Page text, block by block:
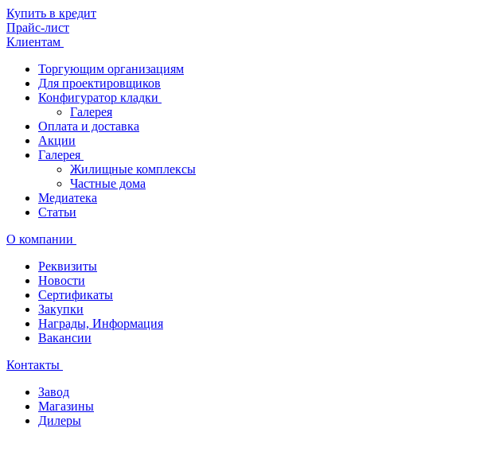
Купить в кредит
Прайс-лист
Клиентам
Торгующим организациям
Для проектировщиков
Конфигуратор кладки
Галерея
Оплата и доставка
Акции
Галерея
Жилищные комплексы
Частные дома
Медиатека
Статьи
О компании
Реквизиты
Новости
Сертификаты
Закупки
Награды, Информация
Вакансии
Контакты
Завод
Магазины
Дилеры